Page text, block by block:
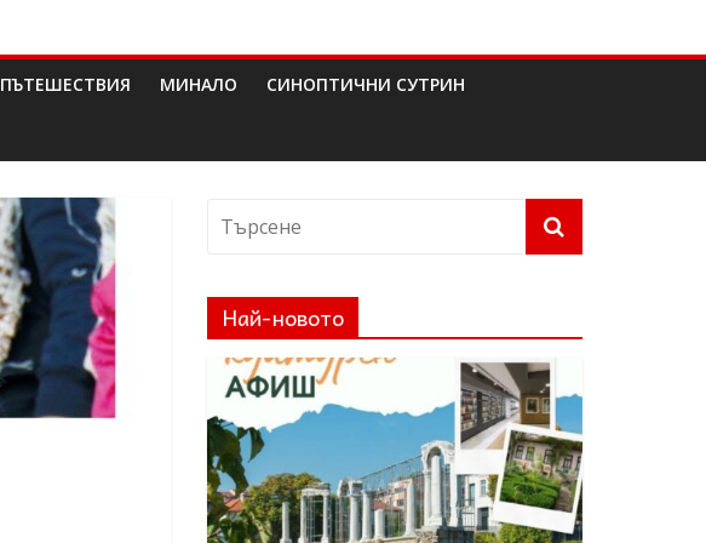
ПЪТЕШЕСТВИЯ МИНАЛО СИНОПТИЧНИ СУТРИН
Най-новото